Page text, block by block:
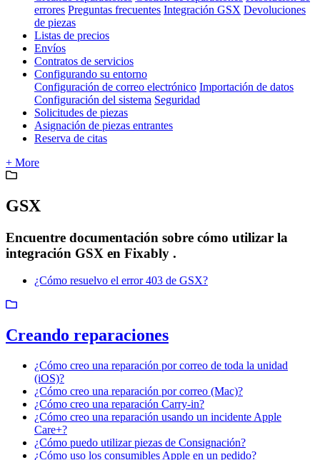
errores Preguntas frecuentes Integración GSX Devoluciones
de piezas
Listas de precios
Envíos
Contratos de servicios
Configurando su entorno
Configuración de correo electrónico Importación de datos
Configuración del sistema Seguridad
Solicitudes de piezas
Asignación de piezas entrantes
Reserva de citas
+ More
GSX
Encuentre documentación sobre cómo utilizar la
integración GSX en Fixably .
¿Cómo resuelvo el error 403 de GSX?
Creando reparaciones
¿Cómo creo una reparación por correo de toda la unidad
(iOS)?
¿Cómo creo una reparación por correo (Mac)?
¿Cómo creo una reparación Carry-in?
¿Cómo creo una reparación usando un incidente Apple
Care+?
¿Cómo puedo utilizar piezas de Consignación?
¿Cómo uso los consumibles Apple en un pedido?